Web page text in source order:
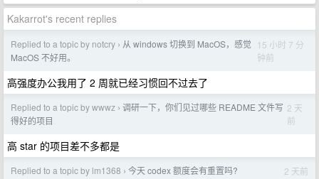
Kakarrot's recent replies
Replied to a topic by notcry › 从 windows 切换到 MacOS，感觉
MacOS 不好用。
15 小时 7 分
钟前
高强度办公我用了 2 周就已经习惯回不过去了
Replied to a topic by wwwz › 调研一下，你们见过哪些 README 文件写
得好的项目
2 天
前
高 star 的项目差不多都是
Replied to a topic by lm1368 › 今天 codex 额度会有重置吗? 2 天前